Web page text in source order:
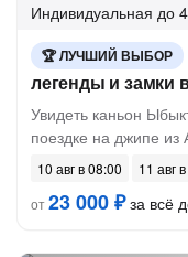
Индивидуальная до
ЛУЧШИЙ ВЫБОР
легенды и замки
Увидеть каньон
поездке на джипе из
10 авг в 08:00
11 авг
от23 000 ₽за всё